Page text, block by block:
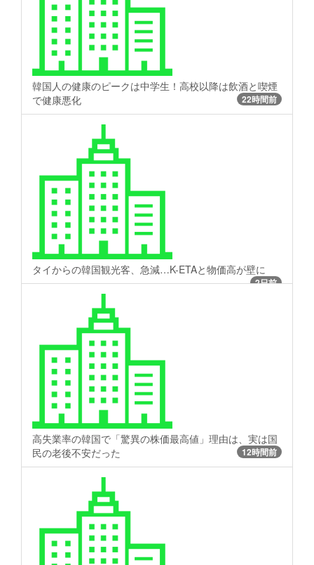
韓国人の健康のピークは中学生！高校以降は飲酒と喫煙
で健康悪化
22時間前
タイからの韓国観光客、急減…K-ETAと物価高が壁に
2日前
高失業率の韓国で「驚異の株価最高値」理由は、実は国
民の老後不安だった
12時間前